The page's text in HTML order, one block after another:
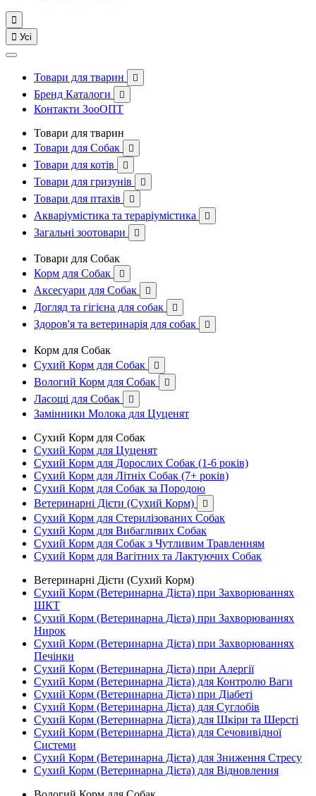

 Усі
Товари для тварин 
Бренд Каталоги 
Контакти ЗооОПТ
Товари для тварин
Товари для Собак

Товари для котів 
Товари для гризунів 
Товари для птахів 
Акваріумістика та тераріумістика 
Загальні зоотовари 
Товари для Собак
Корм для Собак

Аксесуари для Собак 
Догляд та гігієна для собак 
Здоров'я та ветеринарія для собак 
Корм для Собак
Сухий Корм для Собак

Вологий Корм для Собак 
Ласощі для Собак 
Замінники Молока для Цуценят
Сухий Корм для Собак
Сухий Корм для Цуценят
Сухий Корм для Дорослих Собак (1-6 років)
Сухий Корм для Літніх Собак (7+ років)
Сухий Корм для Собак за Породою
Ветеринарні Дієти (Сухий Корм)

Сухий Корм для Стерилізованих Собак
Сухий Корм для Вибагливих Собак
Сухий Корм для Собак з Чутливим Травленням
Сухий Корм для Вагітних та Лактуючих Собак
Ветеринарні Дієти (Сухий Корм)
Сухий Корм (Ветеринарна Дієта) при Захворюваннях
ШКТ
Сухий Корм (Ветеринарна Дієта) при Захворюваннях
Нирок
Сухий Корм (Ветеринарна Дієта) при Захворюваннях
Печінки
Сухий Корм (Ветеринарна Дієта) при Алергії
Сухий Корм (Ветеринарна Дієта) для Контролю Ваги
Сухий Корм (Ветеринарна Дієта) при Діабеті
Сухий Корм (Ветеринарна Дієта) для Суглобів
Сухий Корм (Ветеринарна Дієта) для Шкіри та Шерсті
Сухий Корм (Ветеринарна Дієта) для Сечовивідної
Системи
Сухий Корм (Ветеринарна Дієта) для Зниження Стресу
Сухий Корм (Ветеринарна Дієта) для Відновлення